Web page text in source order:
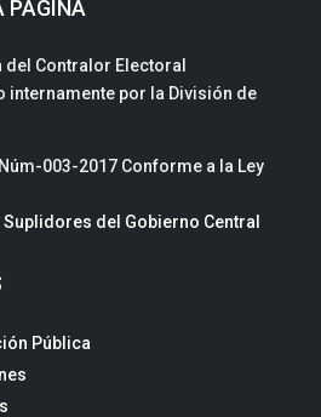
PÁGINA
Contralor Electoral
internamente por la División de
003-2017 Conforme a la Ley
del Gobierno Central
Pública